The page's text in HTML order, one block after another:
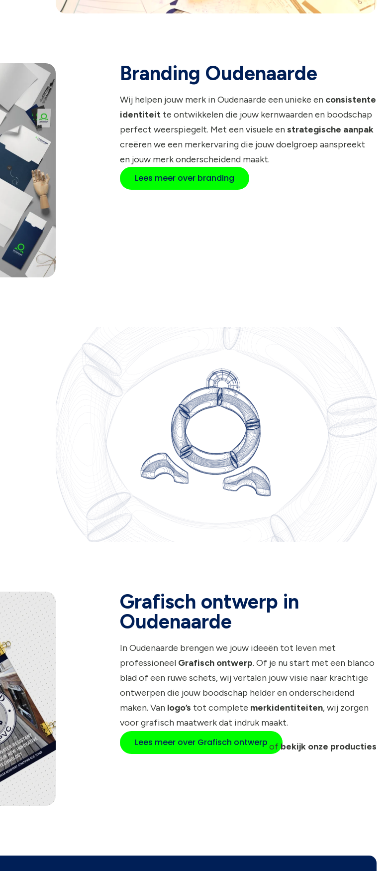
Branding Oudenaarde
Wij helpen jouw merk in Oudenaarde een unieke en consistente
identiteit te ontwikkelen die jouw kernwaarden en boodschap
perfect weerspiegelt. Met een visuele enstrategische aanpak
creëren we een merkervaring die jouw doelgroep aanspreekt
en jouw merk onderscheidend maakt.
Lees meer over branding
Grafisch ontwerp in
Oudenaarde
In Oudenaarde brengen we jouw ideeën tot leven met
professioneel Grafisch ontwerp. Of je nu start met een blanco
blad of een ruwe schets, wij vertalen jouw visie naar krachtige
ontwerpen die jouw boodschap helder en onderscheidend
maken. Van logo’s tot complete merkidentiteiten, wij zorgen
voor grafisch maatwerk dat indruk maakt.
Lees meer over Grafisch ontwerpofbekijk onze producties